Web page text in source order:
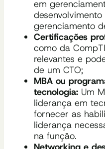
em
gerenciamento
Certificações
como da
relevantes e
de um CTO;
MBA ou
tecnologia: Um
liderança em
fornecer as
liderança
na função.